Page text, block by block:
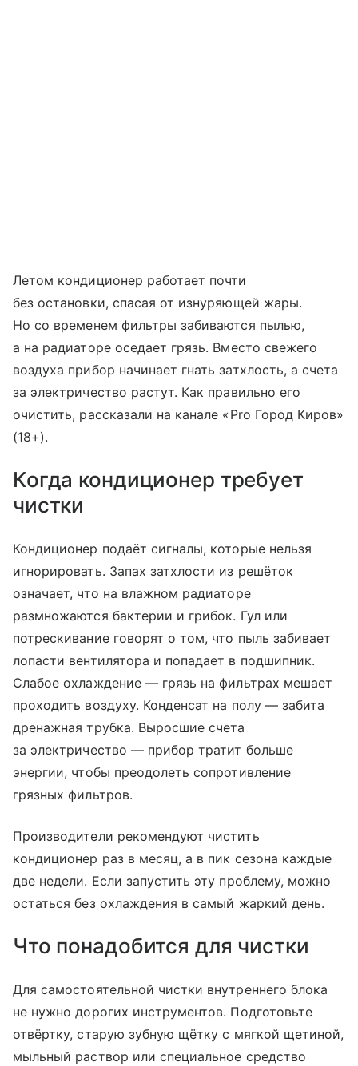
Летом кондиционер работает почти
без остановки, спасая от изнуряющей жары.
Но со временем фильтры забиваются пылью,
а на радиаторе оседает грязь. Вместо свежего
воздуха прибор начинает гнать затхлость, а счета
за электричество растут. Как правильно его
очистить, рассказали на канале «Pro Город Киров»
(18+).
Когда кондиционер требует
чистки
Кондиционер подаёт сигналы, которые нельзя
игнорировать. Запах затхлости из решёток
означает, что на влажном радиаторе
размножаются бактерии и грибок. Гул или
потрескивание говорят о том, что пыль забивает
лопасти вентилятора и попадает в подшипник.
Слабое охлаждение — грязь на фильтрах мешает
проходить воздуху. Конденсат на полу — забита
дренажная трубка. Выросшие счета
за электричество — прибор тратит больше
энергии, чтобы преодолеть сопротивление
грязных фильтров.
Производители рекомендуют чистить
кондиционер раз в месяц, а в пик сезона каждые
две недели. Если запустить эту проблему, можно
остаться без охлаждения в самый жаркий день.
Что понадобится для чистки
Для самостоятельной чистки внутреннего блока
не нужно дорогих инструментов. Подготовьте
отвёртку, старую зубную щётку с мягкой щетиной,
мыльный раствор или специальное средство